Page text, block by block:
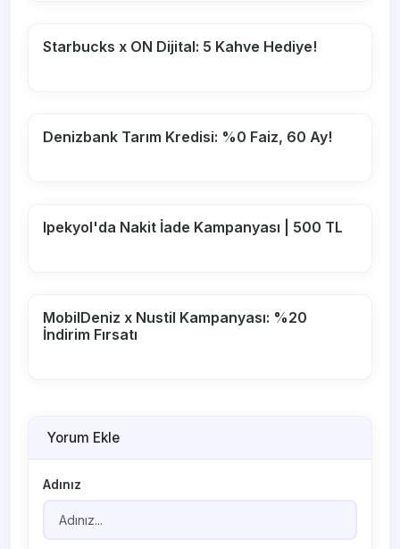
Starbucks x ON Dijital: 5 Kahve Hediye!
Denizbank Tarım Kredisi: %0 Faiz, 60 Ay!
Ipekyol'da Nakit İade Kampanyası | 500 TL
MobilDeniz x Nustil Kampanyası: %20
İndirim Fırsatı
Yorum Ekle
Adınız